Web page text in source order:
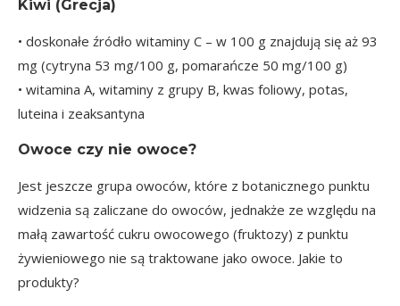
Kiwi (Grecja)
• doskonałe źródło witaminy C – w 100 g znajdują się aż 93
mg (cytryna 53 mg/100 g, pomarańcze 50 mg/100 g)
• witamina A, witaminy z grupy B, kwas foliowy, potas,
luteina i zeaksantyna
Owoce czy nie owoce?
Jest jeszcze grupa owoców, które z botanicznego punktu
widzenia są zaliczane do owoców, jednakże ze względu na
małą zawartość cukru owocowego (fruktozy) z punktu
żywieniowego nie są traktowane jako owoce. Jakie to
produkty?